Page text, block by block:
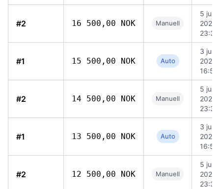
#2 16 500,00 NOK Manuell
5 juni
2026
23:37
#1 15 500,00 NOK Auto
3 juni
2026
16:52
#2 14 500,00 NOK Manuell
5 juni
2026
23:37
#1 13 500,00 NOK Auto
3 juni
2026
16:52
#2 12 500,00 NOK Manuell
5 juni
2026
23:37